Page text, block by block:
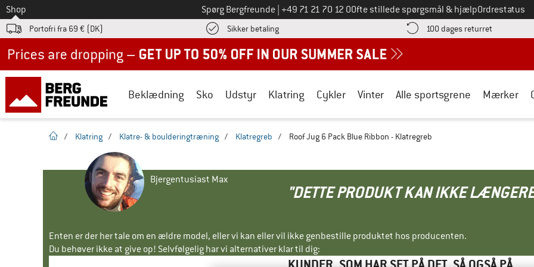
Til
Shop Spørg Bergfreunde Ring til os på
+49 71 21 70 12 0Ofte stillede spørgsmål & hjælpOrdrestatus
Portofri fra 69 € (DK) Sikker betalingFind betalingsoplysningerne her! Åbnes i en infoboks
100 dages returret Gå til
Beklædning Sko Udstyr Klatring Cykler Vinter Alle sportsgrene Mærker
Hjemmeside
/ Klatring / Klatre- & boulderingtræning / Klatregreb / Roof Jug 6 Pack Blue Ribbon - Klatregreb
Bjergentusiast Max
"DETTE PRODUKT KAN IKKE
Enten er der her tale om en ældre model, eller vi kan eller vil ikke genbestille produktet hos producenten.
Du behøver ikke at give op! Selvfølgelig har vi alternativer klar til dig: